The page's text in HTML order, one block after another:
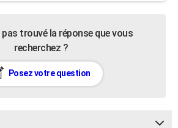
pas trouvé la réponse que vous
recherchez ?
Posez votre question